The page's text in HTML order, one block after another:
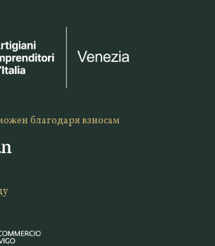
благодаря взносам